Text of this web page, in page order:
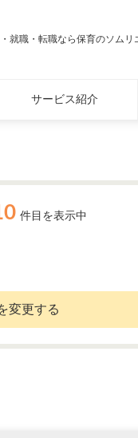
就職・転職なら保育のソムリ
サービス紹介
件目を表示中
変更する